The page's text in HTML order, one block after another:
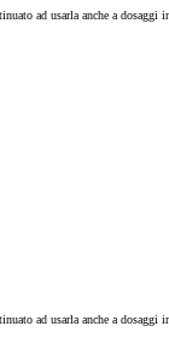
ad usarla anche a
ad usarla anche a